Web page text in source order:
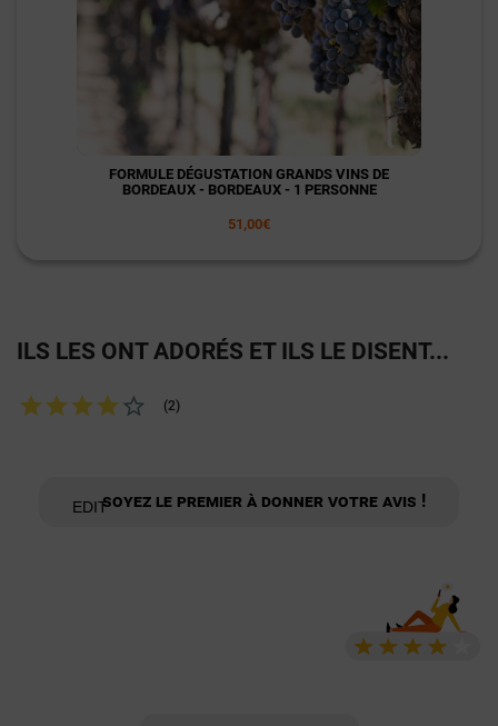
FORMULE DÉGUSTATION GRANDS VINS DE
BORDEAUX - BORDEAUX - 1 PERSONNE
51,00€
ILS LES ONT ADORÉS ET ILS LE DISENT...
(2)
Soyez le premier à donner votre avis !